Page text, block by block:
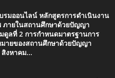
รมออนไลน์ หลักสูตรการดำเนินงาน
ายในสถานศึกษาด้วยปัญญา
ดูลที่ 2 การกำหนดมาตรฐานการ
มายของสถานศึกษาด้วยปัญญา
งหาคม...